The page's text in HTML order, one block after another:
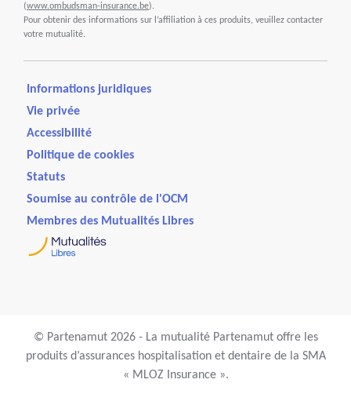
(www.ombudsman-insurance.be).
Pour obtenir des informations sur l’affiliation à ces produits, veuillez contacter
votre mutualité.
Informations juridiques
Vie privée
Accessibilité
Politique de cookies
Statuts
Soumise au contrôle de l'OCM
Membres des Mutualités Libres
© Partenamut 2026 - La mutualité Partenamut offre les
produits d’assurances hospitalisation et dentaire de la SMA
« MLOZ Insurance ».